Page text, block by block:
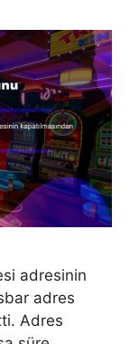
adresinin
adres
Adres